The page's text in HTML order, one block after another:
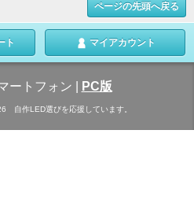
ページの先頭へ戻る
ト マイアカウント
ートフォン PC版
自作LED選びを応援しています。